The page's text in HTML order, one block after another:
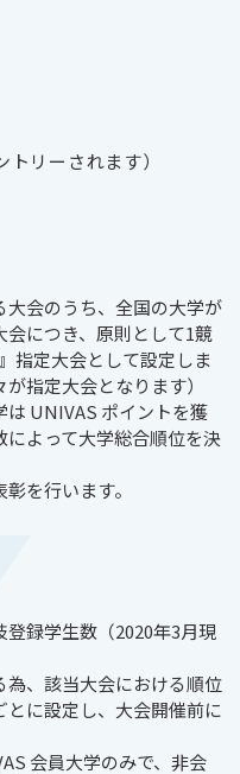
リーされます）
会のうち、全国の大学が
につき、原則として1競
指定大会として設定しま
指定大会となります）
UNIVAS ポイントを獲
よって大学総合順位を決
を行います。
録学生数（2020年3月現
、該当大会における順位
に設定し、大会開催前に
会員大学のみで、非会